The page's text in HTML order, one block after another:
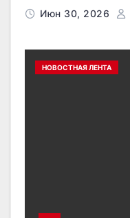
Июн 30, 2026
НОВОСТНАЯ ЛЕНТА